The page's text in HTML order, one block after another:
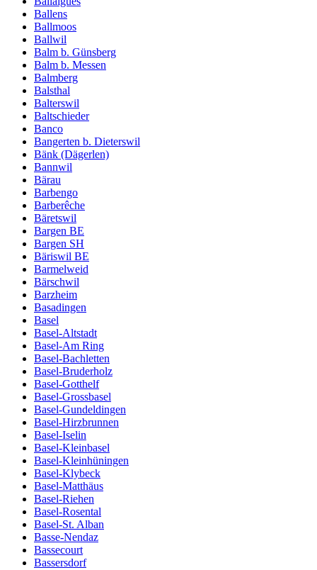
Ballens
Ballmoos
Ballwil
Balm b. Günsberg
Balm b. Messen
Balmberg
Balsthal
Balterswil
Baltschieder
Banco
Bangerten b. Dieterswil
Bänk (Dägerlen)
Bannwil
Bärau
Barbengo
Barberêche
Bäretswil
Bargen BE
Bargen SH
Bäriswil BE
Barmelweid
Bärschwil
Barzheim
Basadingen
Basel
Basel-Altstadt
Basel-Am Ring
Basel-Bachletten
Basel-Bruderholz
Basel-Gotthelf
Basel-Grossbasel
Basel-Gundeldingen
Basel-Hirzbrunnen
Basel-Iselin
Basel-Kleinbasel
Basel-Kleinhüningen
Basel-Klybeck
Basel-Matthäus
Basel-Riehen
Basel-Rosental
Basel-St. Alban
Basse-Nendaz
Bassecourt
Bassersdorf